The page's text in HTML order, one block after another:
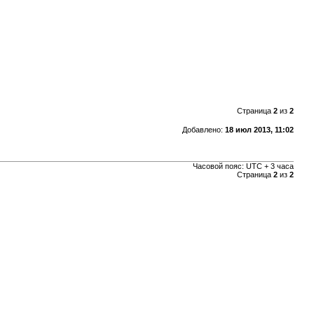
Страница 2из 2
Добавлено: 18 июл 2013, 11:02
Часовой пояс: UTC + 3 часа
Страница 2из 2